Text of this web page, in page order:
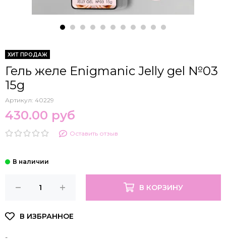
ХИТ ПРОДАЖ
Гель желе Enigmanic Jelly gel №03
15g
Артикул: 40229
430.00 руб
Оставить отзыв
В КОРЗИНУ
-